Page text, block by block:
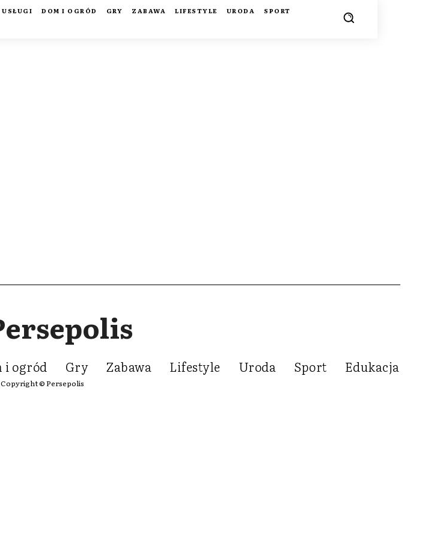
USŁUGI DOM I OGRÓD GRY ZABAWA LIFESTYLE URODA
SPORT
i ogród Gry Zabawa Lifestyle Uroda Sport Edukacja
Copyright © Persepolis